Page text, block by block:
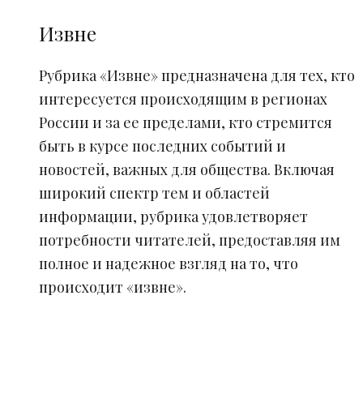
Извне
Рубрика «Извне» предназначена для тех, кто
интересуется происходящим в регионах
России и за ее пределами, кто стремится
быть в курсе последних событий и
новостей, важных для общества. Включая
широкий спектр тем и областей
информации, рубрика удовлетворяет
потребности читателей, предоставляя им
полное и надежное взгляд на то, что
происходит «извне».